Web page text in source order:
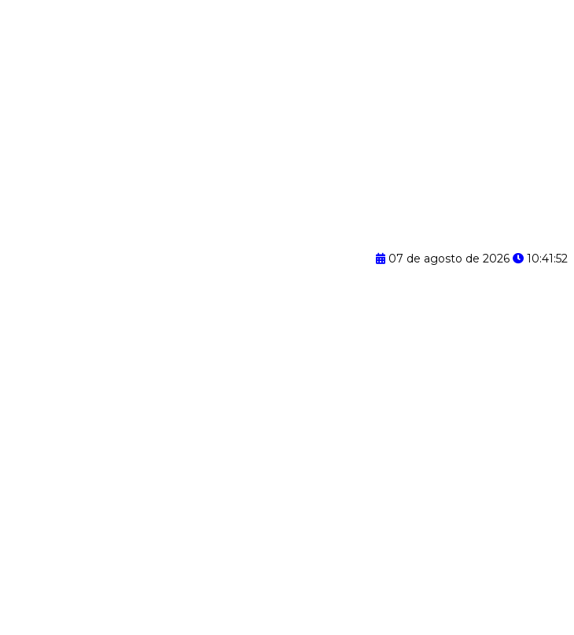
07 de agosto de 2026 10:41:53